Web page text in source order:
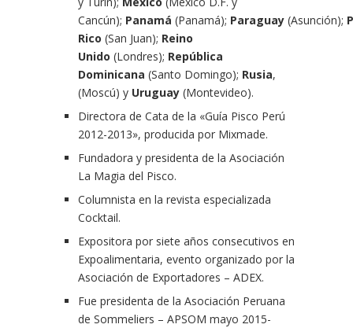
Cancún); Panamá (Panamá); Paraguay (Asunción);
Rico (San Juan); Reino
Unido (Londres); República
Dominicana (Santo Domingo); Rusia,
(Moscú) y Uruguay (Montevideo).
Directora de Cata de la «Guía Pisco Perú
2012-2013», producida por Mixmade.
Fundadora y presidenta de la Asociación
La Magia del Pisco.
Columnista en la revista especializada
Cocktail.
Expositora por siete años consecutivos en
Expoalimentaria, evento organizado por la
Asociación de Exportadores – ADEX.
Fue presidenta de la Asociación Peruana
de Sommeliers – APSOM mayo 2015-